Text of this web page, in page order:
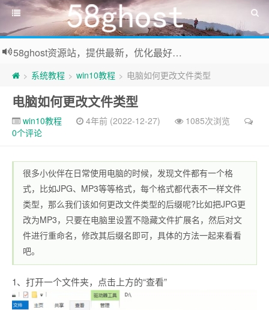
58ghost资源站，提供最新，优化最好系统及装机常用软件下载
> 系统教程 > win10教程 > 电脑如何更改文件类型
电脑如何更改文件类型
win10教程 4年前 (2022-12-27)
1085次浏览
0个评论
很多小伙伴在日常使用电脑的时候，发现文件都有一个格
式，比如JPG、MP3等等格式，每个格式都代表不一样文件
类型，那么我们该如何更改文件类型的后缀呢?比如把JPG更
改为MP3，只要在电脑里设置不隐藏文件扩展名，然后对文
件进行重命名，修改其后缀名即可，具体的方法一起来看看
吧。
1、打开一个文件夹，点击上方的“查看”